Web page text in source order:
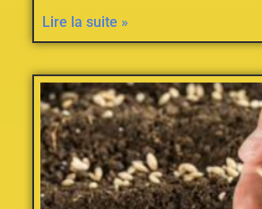
Lire la suite »